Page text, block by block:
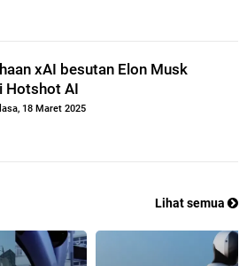
xAI besutan Elon Musk
Hotshot AI
18 Maret 2025
Lihat semua